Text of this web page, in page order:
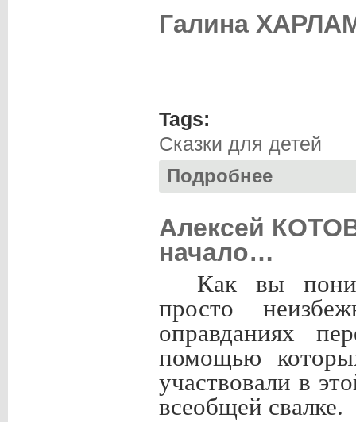
Галина
Tags:
Сказки для детей
Подробнее
Алексей
начало…
Как вы
просто
оправданиях
помощью
участвовали в
всеобщей свалке.